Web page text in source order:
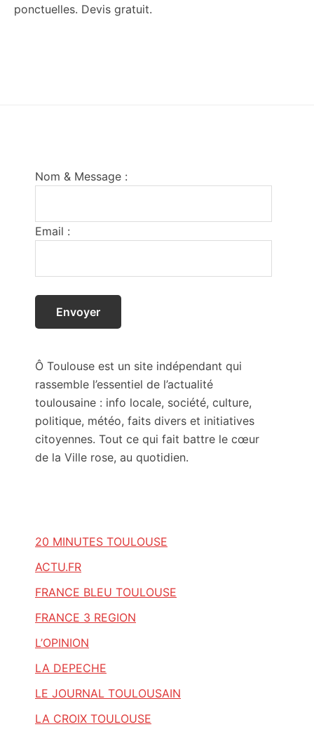
ponctuelles. Devis gratuit.
Nom & Message :
Email :
Ô Toulouse est un site indépendant qui
rassemble l’essentiel de l’actualité
toulousaine : info locale, société, culture,
politique, météo, faits divers et initiatives
citoyennes. Tout ce qui fait battre le cœur
de la Ville rose, au quotidien.
20 MINUTES TOULOUSE
ACTU.FR
FRANCE BLEU TOULOUSE
FRANCE 3 REGION
L’OPINION
LA DEPECHE
LE JOURNAL TOULOUSAIN
LA CROIX TOULOUSE